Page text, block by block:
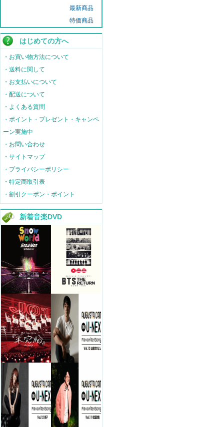
最新商品
特価商品
はじめての方へ
・お買い物方法について
・送料に関して
・お支払いについて
・配送について
・よくある質問
・ポイント・プレゼント・キャンペ
ーン実施中
・お問い合わせ
・サイトマップ
・プライバシーポリシー
・特定商取引表
・割引クーポン・ポイント
新着音楽DVD